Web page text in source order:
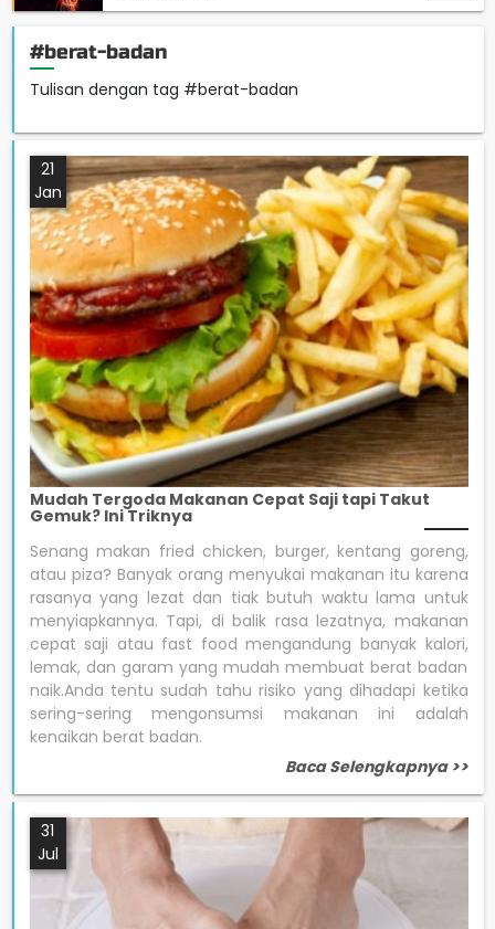
#berat-badan
Tulisan dengan tag #berat-badan
21
Jan
Mudah Tergoda Makanan Cepat Saji tapi Takut
Gemuk? Ini Triknya
Senang makan fried chicken, burger, kentang goreng,
atau piza? Banyak orang menyukai makanan itu karena
rasanya yang lezat dan tiak butuh waktu lama untuk
menyiapkannya. Tapi, di balik rasa lezatnya, makanan
cepat saji atau fast food mengandung banyak kalori,
lemak, dan garam yang mudah membuat berat badan
naik.Anda tentu sudah tahu risiko yang dihadapi ketika
sering-sering mengonsumsi makanan ini adalah
kenaikan berat badan.
Baca Selengkapnya >>
31
Jul